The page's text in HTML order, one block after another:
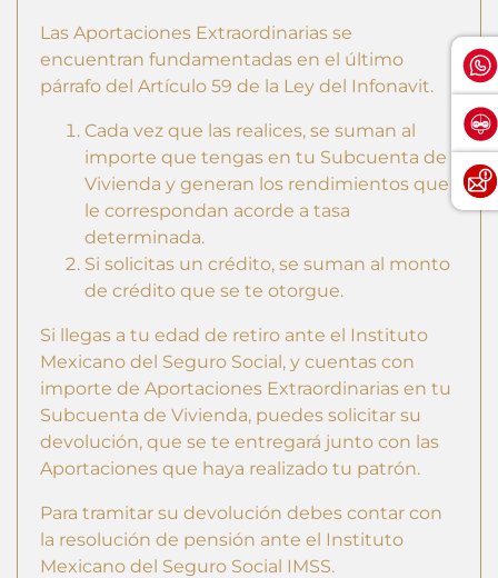
Las Aportaciones Extraordinarias se
encuentran fundamentadas en el último
párrafo del Artículo 59 de la Ley del Infonavit.
Cada vez que las realices, se suman al
importe que tengas en tu Subcuenta de
Vivienda y generan los rendimientos que
le correspondan acorde a tasa
determinada.
Si solicitas un crédito, se suman al monto
de crédito que se te otorgue.
Si llegas a tu edad de retiro ante el Instituto
Mexicano del Seguro Social, y cuentas con
importe de Aportaciones Extraordinarias en tu
Subcuenta de Vivienda, puedes solicitar su
devolución, que se te entregará junto con las
Aportaciones que haya realizado tu patrón.
Para tramitar su devolución debes contar con
la resolución de pensión ante el Instituto
Mexicano del Seguro Social IMSS.